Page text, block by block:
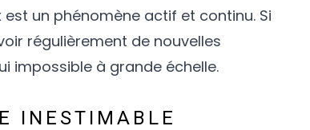
un phénomène actif et continu. Si
régulièrement de nouvelles
impossible à grande échelle.
INESTIMABLE